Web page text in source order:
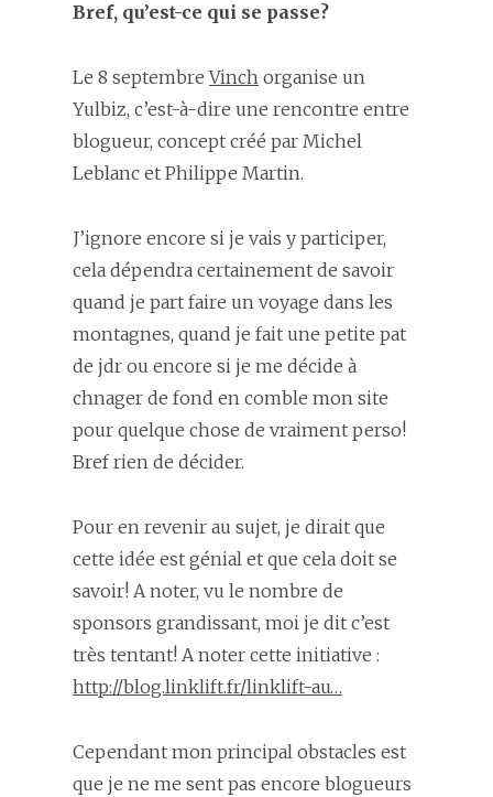
Bref, qu’est-ce qui se passe?
Le 8 septembreVinch organise un
Yulbiz, c’est-à-dire une rencontre entre
blogueur, concept créé par Michel
Leblanc et Philippe Martin.
J’ignore encore si je vais y participer,
cela dépendra certainement de savoir
quand je part faire un voyage dans les
montagnes, quand je fait une petite pat
de jdr ou encore si je me décide à
chnager de fond en comble mon site
pour quelque chose de vraiment perso!
Bref rien de décider.
Pour en revenir au sujet, je dirait que
cette idée est génial et que cela doit se
savoir! A noter, vu le nombre de
sponsors grandissant, moi je dit c’est
très tentant! A noter cette initiative :
http://blog.linklift.fr/linklift-au…
Cependant mon principal obstacles est
que je ne me sent pas encore blogueurs